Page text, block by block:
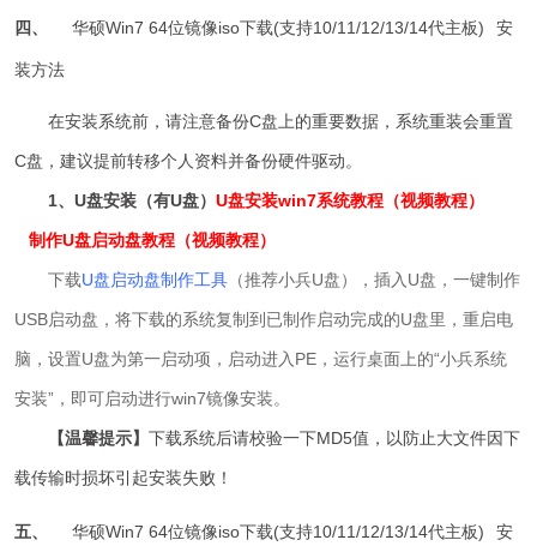
四、 华硕Win7 64位镜像iso下载(支持10/11/12/13/14代主板) 安
装方法
在安装系统前，请注意备份C盘上的重要数据，系统重装会重置
C盘，建议提前转移个人资料并备份硬件驱动。
1、U盘安装（有U盘）U盘安装win7系统教程（视频教程）
制作U盘启动盘教程（视频教程）
下载U盘启动盘制作工具 （推荐小兵U盘），插入U盘，一键制作
USB启动盘，将下载的系统复制到已制作启动完成的U盘里，重启电
脑，设置U盘为第一启动项，启动进入PE，运行桌面上的“小兵系统
安装”，即可启动进行win7镜像安装。
【温馨提示】下载系统后请校验一下MD5值，以防止大文件因下
载传输时损坏引起安装失败！
五、 华硕Win7 64位镜像iso下载(支持10/11/12/13/14代主板) 安